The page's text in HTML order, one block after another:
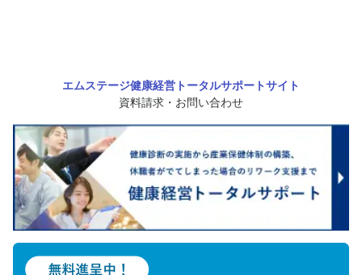
エムステージ健康経営トータルサポートサイト
資料請求・お問い合わせ